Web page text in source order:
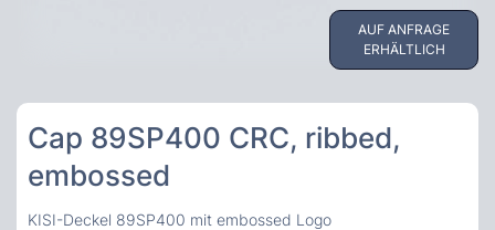
AUF ANFRAGE
ERHÄLTLICH
Cap 89SP400 CRC, ribbed,
embossed
KISI-Deckel 89SP400 mit embossed Logo